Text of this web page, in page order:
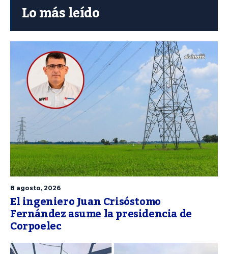
Lo más leído
8 agosto, 2026
El ingeniero Juan Crisóstomo
Fernández asume la presidencia de
Corpoelec